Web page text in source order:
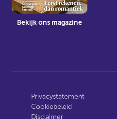
Bekijk ons magazine
Privacystatement
Cookiebeleid
Disclaimer